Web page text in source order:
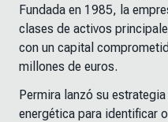
Fundada en 1985, la
clases de activos
con un capital
millones de euros.
Permira lanzó su
energética para identificar